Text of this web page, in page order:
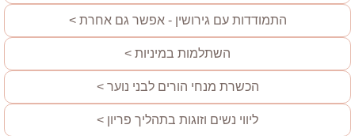
התמודדות עם גירושין - אפשר גם אחרת >
השתלמות במיניות >
הכשרת מנחי הורים לבני נוער >
ליווי נשים וזוגות בתהליך פריון >